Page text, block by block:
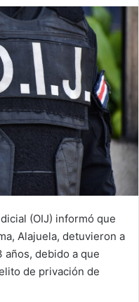
(OIJ) informó que
Alajuela, detuvieron a
años, debido a que
de privación de